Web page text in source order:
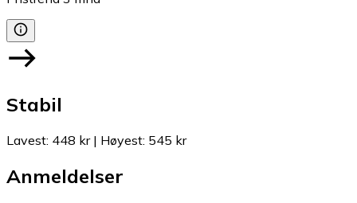
Stabil
Lavest: 448 kr| Høyest: 545 kr
Anmeldelser